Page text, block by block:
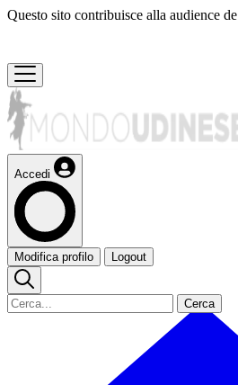
Questo sito contribuisce alla audience de
Accedi
Modifica profilo Logout
Cerca